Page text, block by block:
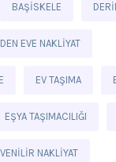
BAŞISKELE
EVE NAKLIYAT
EV TAŞIMA
EŞYA TAŞIMACILIĞI
NAKLIYAT